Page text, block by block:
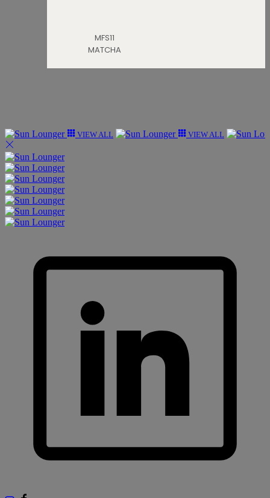
MFS11
MATCHA
VIEW ALL VIEW ALL